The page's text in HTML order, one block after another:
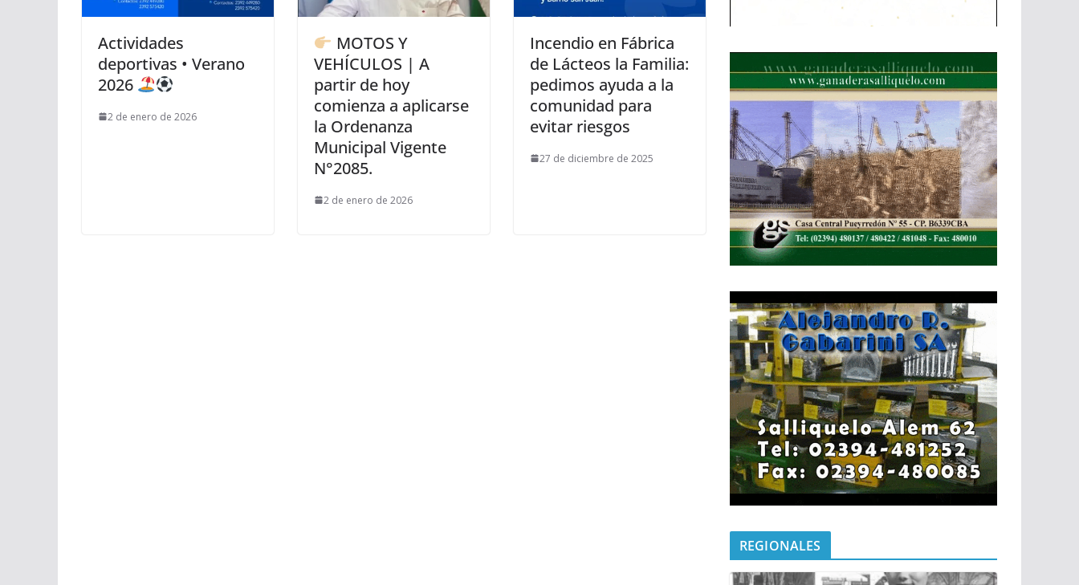
Actividades
deportivas • Verano
2026
2 de enero de 2026
MOTOS Y
VEHÍCULOS | A
partir de hoy
comienza a aplicarse
la Ordenanza
Municipal Vigente
N°2085.
2 de enero de 2026
Incendio en Fábrica
de Lácteos la Familia:
pedimos ayuda a la
comunidad para
evitar riesgos
27 de diciembre de 2025
REGIONALES